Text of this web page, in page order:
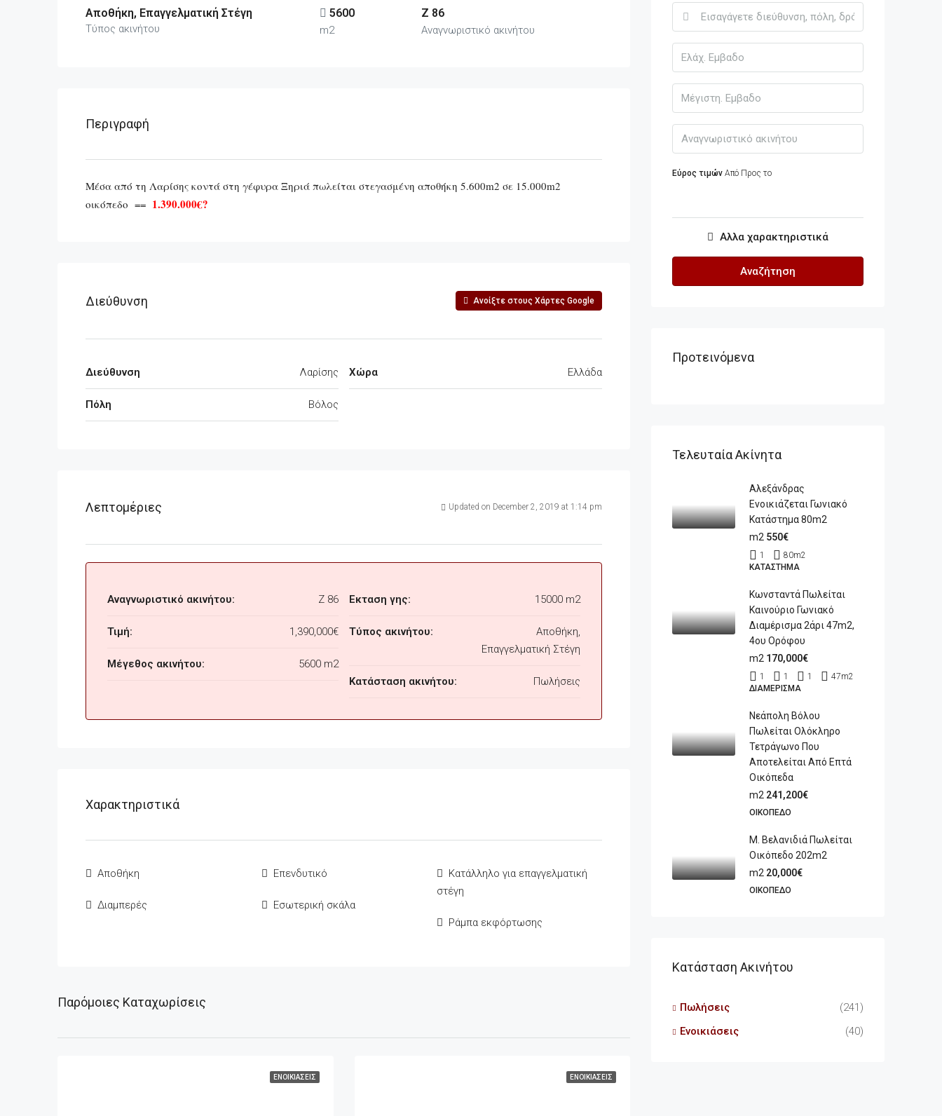
Αποθήκη, Επαγγελματική Στέγη
Τύπος ακινήτου
5600
m2
Z 86
Αναγνωριστικό ακινήτου
Περιγραφή
Μέσα από τη Λαρίσης κοντά στη γέφυρα Ξηριά πωλείται στεγασμένη αποθήκη 5.600m2 σε 15.000m2
οικόπεδο == 1.390.000€?
Διεύθυνση Ανοίξτε στους Χάρτες Google
Διεύθυνση Λαρίσης
Πόλη Βόλος
Χώρα Ελλάδα
Λεπτομέριες Updated on December 2, 2019 at 1:14 pm
Αναγνωριστικό ακινήτου: Z 86
Τιμή: 1,390,000€
Μέγεθος ακινήτου: 5600 m2
Εκταση γης: 15000 m2
Τύπος ακινήτου:
Αποθήκη,
Επαγγελματική Στέγη
Κατάσταση ακινήτου: Πωλήσεις
Χαρακτηριστικά
Αποθήκη
Διαμπερές
Επενδυτικό
Εσωτερική σκάλα
Κατάλληλο για επαγγελματική
στέγη
Ράμπα εκφόρτωσης
Παρόμοιες Καταχωρίσεις
ΕΝΟΙΚΙΆΣΕΙΣ ΕΝΟΙΚΙΆΣΕΙΣ
Εύρος τιμών Από Προς το
Αλλα χαρακτηριστικά
Αναζήτηση
Προτεινόμενα
Τελευταία Ακίνητα
Αλεξάνδρας
Ενοικιάζεται Γωνιακό
Κατάστημα 80m2
m2 550€
1 80m2
ΚΑΤΆΣΤΗΜΑ
Κωνσταντά Πωλείται
Καινούριο Γωνιακό
Διαμέρισμα 2άρι 47m2,
4ου Ορόφου
m2 170,000€
1 1 1 47m2
ΔΙΑΜΈΡΙΣΜΑ
Νεάπολη Βόλου
Πωλείται Ολόκληρο
Τετράγωνο Που
Αποτελείται Από Επτά
Οικόπεδα
m2 241,200€
ΟΙΚΌΠΕΔΟ
Μ. Βελανιδιά Πωλείται
Οικόπεδο 202m2
m2 20,000€
ΟΙΚΌΠΕΔΟ
Κατάσταση Ακινήτου
Πωλήσεις
(241)
Ενοικιάσεις
(40)